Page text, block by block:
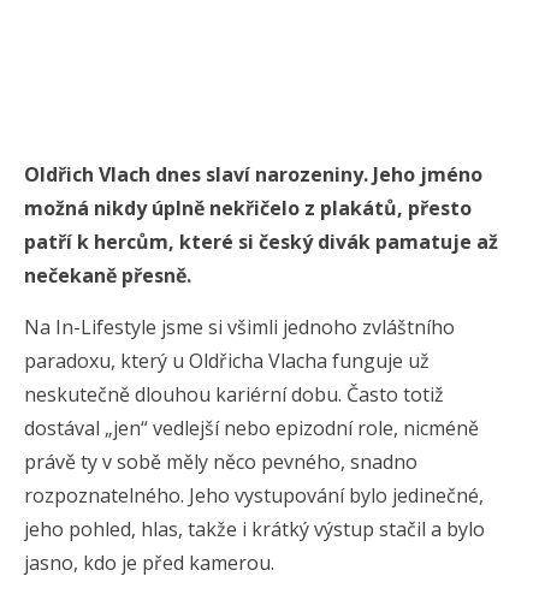
Oldřich Vlach dnes slaví narozeniny. Jeho jméno
možná nikdy úplně nekřičelo z plakátů, přesto
patří k hercům, které si český divák pamatuje až
nečekaně přesně.
Na In-Lifestyle jsme si všimli jednoho zvláštního
paradoxu, který u Oldřicha Vlacha funguje už
neskutečně dlouhou kariérní dobu. Často totiž
dostával „jen“ vedlejší nebo epizodní role, nicméně
právě ty v sobě měly něco pevného, snadno
rozpoznatelného. Jeho vystupování bylo jedinečné,
jeho pohled, hlas, takže i krátký výstup stačil a bylo
jasno, kdo je před kamerou.